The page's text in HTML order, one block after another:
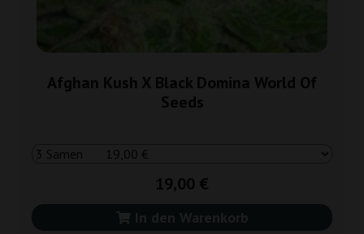
Afghan Kush X Black Domina World Of
Seeds
19,00 €
In den Warenkorb